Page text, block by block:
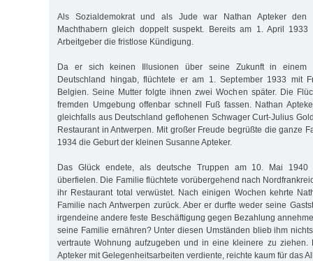
Als Sozialdemokrat und als Jude war Nathan Apteker den
Machthabern gleich doppelt suspekt. Bereits am 1. April
Arbeitgeber die fristlose Kündigung.
Da er sich keinen Illusionen über seine Zukunft in einem
Deutschland hingab, flüchtete er am 1. September 1933 mit
Belgien. Seine Mutter folgte ihnen zwei Wochen später. Die
fremden Umgebung offenbar schnell Fuß fassen. Nathan
gleichfalls aus Deutschland geflohenen Schwager Curt-Julius
Restaurant in Antwerpen. Mit großer Freude begrüßte die ganze
1934 die Geburt der kleinen Susanne Apteker.
Das Glück endete, als deutsche Truppen am 10. Mai 1940
überfielen. Die Familie flüchtete vorübergehend nach
ihr Restaurant total verwüstet. Nach einigen Wochen kehrte
Familie nach Antwerpen zurück. Aber er durfte weder seine
irgendeine andere feste Beschäftigung gegen Bezahlung
seine Familie ernähren? Unter diesen Umständen blieb ihm
vertraute Wohnung aufzugeben und in eine kleinere zu ziehen.
Apteker mit Gelegenheitsarbeiten verdiente, reichte kaum für das